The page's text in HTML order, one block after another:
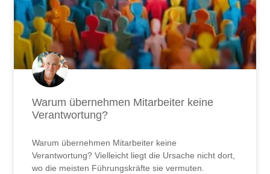
Warum übernehmen Mitarbeiter keine
Verantwortung?
Warum übernehmen Mitarbeiter keine
Verantwortung? Vielleicht liegt die Ursache nicht dort,
wo die meisten Führungskräfte sie vermuten.